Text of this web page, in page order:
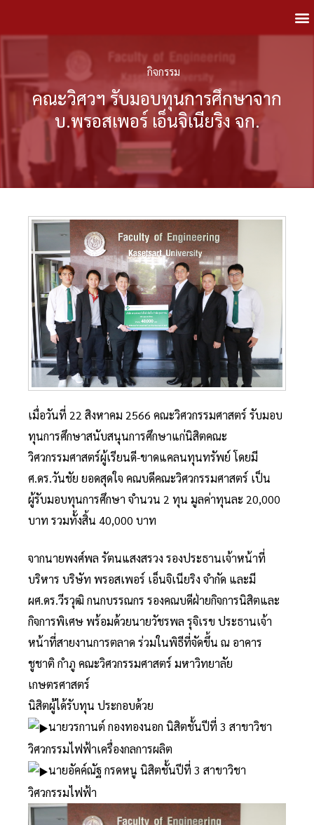
กิจกรรม
คณะวิศวฯ รับมอบทุนการศึกษาจาก
บ.พรอสเพอร์ เอ็นจิเนียริง จก.
เมื่อวันที่ 22 สิงหาคม 2566 คณะวิศวกรรมศาสตร์ รับมอบ
ทุนการศึกษาสนับสนุนการศึกษาแก่นิสิตคณะ
วิศวกรรมศาสตร์ผู้เรียนดี-ขาดแคลนทุนทรัพย์ โดยมี
ศ.ดร.วันชัย ยอดสุดใจ คณบดีคณะวิศวกรรมศาสตร์ เป็น
ผู้รับมอบทุนการศึกษา จำนวน 2 ทุน มูลค่าทุนละ 20,000
บาท รวมทั้งสิ้น 40,000 บาท
จากนายพงศ์พล รัตนแสงสรวง รองประธานเจ้าหน้าที่
บริหาร บริษัท พรอสเพอร์ เอ็นจิเนียริง จำกัด และมี
ผศ.ดร.วีรวุฒิ กนกบรรณกร รองคณบดีฝ่ายกิจการนิสิตและ
กิจการพิเศษ พร้อมด้วยนายวัชรพล รุจิเรข ประธานเจ้า
หน้าที่สายงานการตลาด ร่วมในพิธีที่จัดขึ้น ณ อาคาร
ชูชาติ กำภู คณะวิศวกรรมศาสตร์ มหาวิทยาลัย
เกษตรศาสตร์
นิสิตผู้ได้รับทุน ประกอบด้วย
นายวรกานต์ กองทองนอก นิสิตชั้นปีที่ 3 สาขาวิชา
วิศวกรรมไฟฟ้าเครื่องกลการผลิต
นายอัคค์ณัฐ กรดหนู นิสิตชั้นปีที่ 3 สาขาวิชา
วิศวกรรมไฟฟ้า